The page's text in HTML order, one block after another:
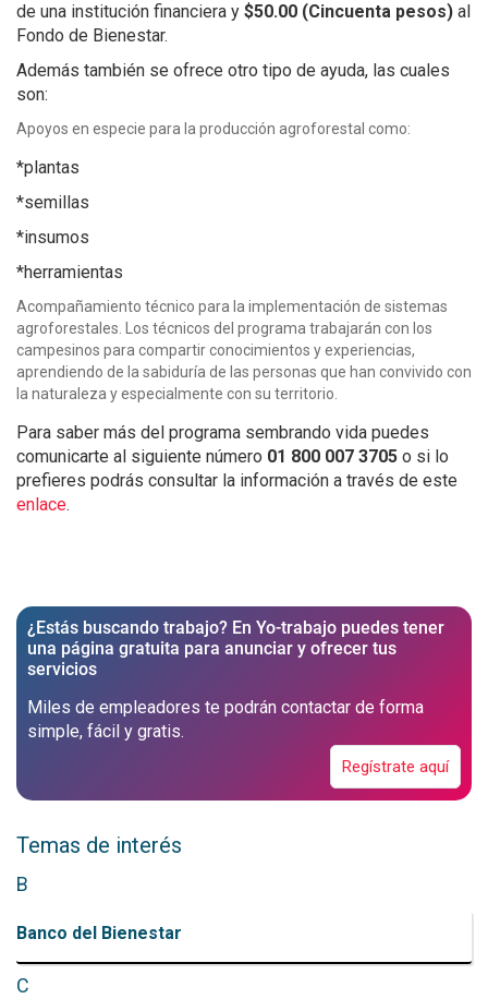
de una institución financiera y $50.00 (Cincuenta pesos) al
Fondo de Bienestar.
Además también se ofrece otro tipo de ayuda, las cuales
son:
Apoyos en especie para la producción agroforestal como:
*plantas
*semillas
*insumos
*herramientas
Acompañamiento técnico para la implementación de sistemas
agroforestales. Los técnicos del programa trabajarán con los
campesinos para compartir conocimientos y experiencias,
aprendiendo de la sabiduría de las personas que han convivido con
la naturaleza y especialmente con su territorio.
Para saber más del programa sembrando vida puedes
comunicarte al siguiente número 01 800 007 3705 o si lo
prefieres podrás consultar la información a través de este
enlace.
¿Estás buscando trabajo? En Yo-trabajo puedes tener
una página gratuita para anunciar y ofrecer tus
servicios
Miles de empleadores te podrán contactar de forma
simple, fácil y gratis.
Regístrate aquí
Temas de interés
B
Banco del Bienestar
C